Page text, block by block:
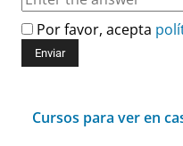
Por favor, acepta
Cursos para ver en